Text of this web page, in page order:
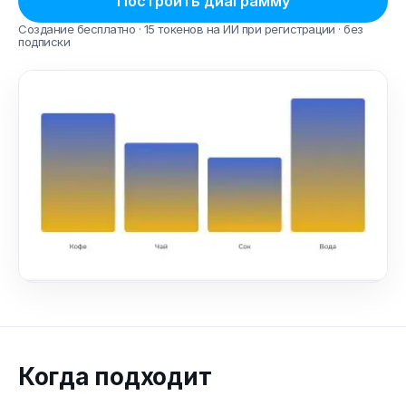
Создание бесплатно · 15 токенов на ИИ при регистрации · без
подписки
Когда подходит